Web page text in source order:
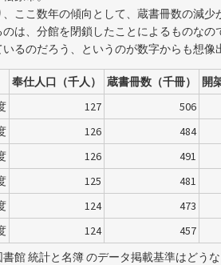
ここ数年の傾向として、蔵書冊数の減
のは、分館を閉鎖したことによるものな
るのだろう、というのが数字からも想像
奉仕人口（千人） 蔵書冊数（千冊） 開
127 506
126 484
126 491
125 481
124 473
124 457
書館 統計と名簿 のデータ掲載基準はどう